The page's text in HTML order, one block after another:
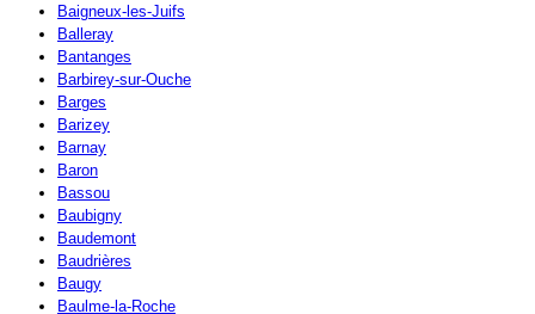
Baigneux-les-Juifs
Balleray
Bantanges
Barbirey-sur-Ouche
Barges
Barizey
Barnay
Baron
Bassou
Baubigny
Baudemont
Baudrières
Baugy
Baulme-la-Roche